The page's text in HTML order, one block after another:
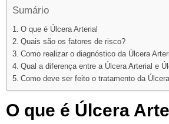
Sumário
O que é Úlcera Arterial
Quais são os fatores de risco?
Como realizar o diagnóstico da Úlcera
Qual a diferença entre a Úlcera Arterial e
Como deve ser feito o tratamento da
O que é Úlcera